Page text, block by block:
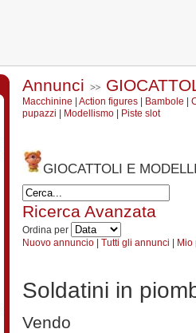
Annunci
Macchinine Action figures Bambole
pupazzi
Modellismo Piste slot
GIOCATTOLI E
Ricerca Avanzata
Ordina per
Nuovo annuncio | Tutti gli annunci | Mio
Soldatini in
Vendo